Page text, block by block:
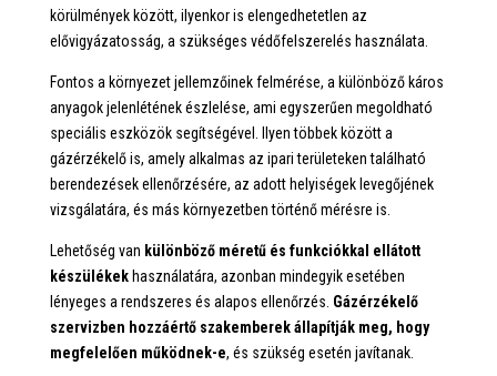
körülmények között, ilyenkor is elengedhetetlen az
elővigyázatosság, a szükséges védőfelszerelés használata.
Fontos a környezet jellemzőinek felmérése, a különböző káros
anyagok jelenlétének észlelése, ami egyszerűen megoldható
speciális eszközök segítségével. Ilyen többek között a
gázérzékelő is, amely alkalmas az ipari területeken található
berendezések ellenőrzésére, az adott helyiségek levegőjének
vizsgálatára, és más környezetben történő mérésre is.
Lehetőség van különböző méretű és funkciókkal ellátott
készülékekhasználatára, azonban mindegyik esetében
lényeges a rendszeres és alapos ellenőrzés. Gázérzékelő
szervizben hozzáértő szakemberek állapítják meg, hogy
megfelelően működnek-e, és szükség esetén javítanak.